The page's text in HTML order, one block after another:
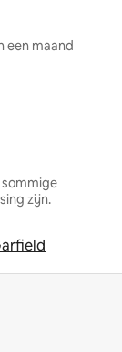
een maand
zijn.